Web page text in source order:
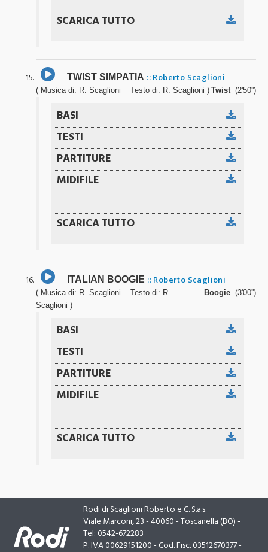
TWIST SIMPATIA :: Roberto Scaglioni
Twist(2'50'')
( Musica di: R. Scaglioni Testo di: R. Scaglioni )
ITALIAN BOOGIE :: Roberto Scaglioni
Boogie (3'00'')
( Musica di: R. Scaglioni Testo di: R.
Scaglioni )
Rodi di Scaglioni Roberto e C. S.a.s.
Viale Marconi, 23 - 40060 - Toscanella (BO) -
Tel: 0542-672283
P. IVA 00629151200 - Cod. Fisc. 03512670377 -